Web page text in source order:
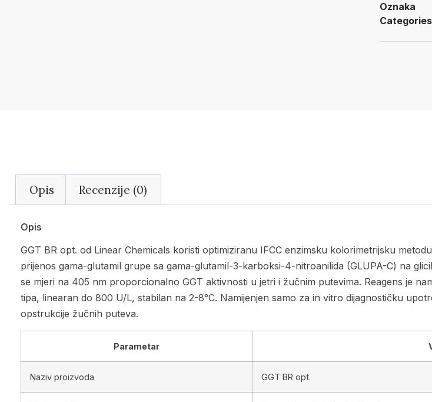
Oznaka
Categories
Opis Recenzije (0)
Opis
GGT BR opt. od Linear Chemicals koristi optimiziranu IFCC enzimsku kolorimetrijsku
prijenos gama-glutamil grupe sa gama-glutamil-3-karboksi-4-nitroanilida (GLUPA-C) na
se mjeri na 405 nm proporcionalno GGT aktivnosti u jetri i žučnim putevima. Reagens je
tipa, linearan do 800 U/L, stabilan na 2-8°C. Namijenjen samo za in vitro dijagnostičku
opstrukcije žučnih puteva.
Parametar
Naziv proizvoda GGT BR opt.